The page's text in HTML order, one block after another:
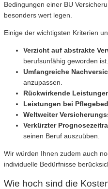
Bedingungen einer BU
besonders wert legen.
Einige der wichtigsten Kriterien
Verzicht auf abstrakte
berufsunfähig geworden ist.
Umfangreiche
anzupassen.
Rückwirkende
Leistungen bei
Weltweiter
Verkürzter
seinen Beruf auszuüben.
Wir würden Ihnen zudem auch
individuelle Bedürfnisse
Wie hoch sind die